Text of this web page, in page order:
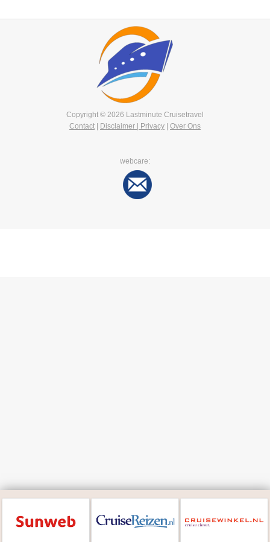
Copyright © 2026 Lastminute Cruisetravel
Contact | Disclaimer | Privacy | Over Ons
webcare: